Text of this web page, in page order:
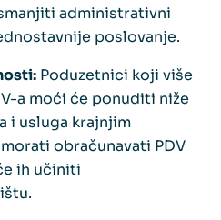
administrativni
poslovanje.
Poduzetnici koji više
a moći će ponuditi niže
i usluga krajnjim
obračunavati PDV
ih učiniti